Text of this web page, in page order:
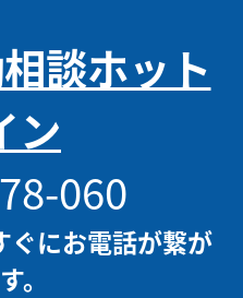
談ホット
ン
060
ぐにお電話が繋が
。